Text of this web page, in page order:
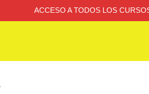
ACCESO A TODOS LOS